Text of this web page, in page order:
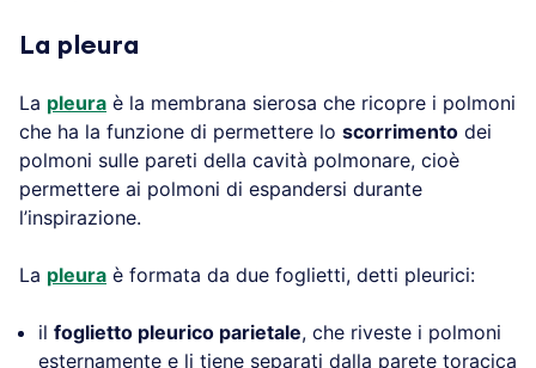
La pleura
La pleura è la membrana sierosa che ricopre i polmoni
che ha la funzione di permettere lo scorrimento dei
polmoni sulle pareti della cavità polmonare, cioè
permettere ai polmoni di espandersi durante
l’inspirazione.
La pleura è formata da due foglietti, detti pleurici:
il foglietto pleurico parietale, che riveste i polmoni
esternamente e li tiene separati dalla parete toracica